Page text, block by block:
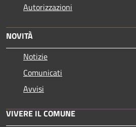
Autorizzazioni
NOVITÀ
Notizie
Comunicati
Avvisi
VIVERE IL COMUNE